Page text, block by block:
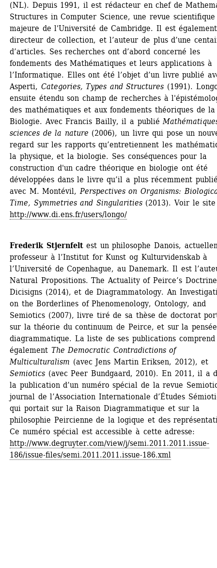
(NL). Depuis 1991, il est rédacteur en chef de
Structures in Computer Science, une revue scientifique
majeure de l'Université de Cambridge. Il est également
directeur de collection, et l’auteur de plus d’une
d’articles. Ses recherches ont d’abord concerné les
fondements des Mathématiques et leurs applications à
l’Informatique. Elles ont été l’objet d’un livre publié
Asperti, Categories, Types and Structures (1991).
ensuite étendu son champ de recherches à
des mathématiques et aux fondements théoriques de la
Biologie. Avec Francis Bailly, il a publié
sciences de la nature (2006), un livre qui pose un
regard sur les rapports qu’entretiennent les
la physique, et la biologie. Ses conséquences pour la
construction d'un cadre théorique en biologie ont été
développées dans le livre qu’il a plus récemment
avec M. Montévil, Perspectives on Organisms:
Time, Symmetries and Singularities(2013). Voir le site
http://www.di.ens.fr/users/longo/
Frederik Stjernfeltest un philosophe Danois,
professeur à l’Institut for Kunst og Kulturvidenskab à
l’Université de Copenhague, au Danemark. Il est
Natural Propositions. The Actuality of Peirce’s
Dicisigns (2014), et de Diagrammatology. An
on the Borderlines of Phenomenology, Ontology, and
Semiotics (2007), livre tiré de sa thèse de doctorat
sur la théorie du continuum de Peirce, et sur la pensée
diagrammatique. La liste de ses publications comprend
également The Democratic Contradictions of
Multiculturalism (avec Jens Martin Eriksen, 2012), et
Semiotics (avec Peer Bundgaard, 2010). En 2011, il a
la publication d’un numéro spécial de la revue
journal de l’Association Internationale d’Études
qui portait sur la Raison Diagrammatique et sur la
philosophie Peircienne de la logique et des
Ce numéro spécial est accessible à cette adresse:
http://www.degruyter.com/view/j/semi.2011.2011.issue-
186/issue-files/semi.2011.2011.issue-186.xml